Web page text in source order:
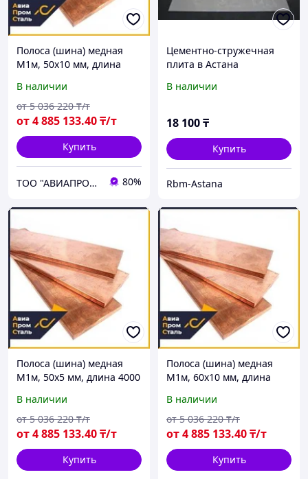
Полоса (шина) медная
М1м, 50х10 мм, длина
мягкая
В наличии
от4 885 133.40₸/т
от 5 036 220 ₸/т
Купить
ТОО "АВИАПРОМСТАЛЬ" 80%
Цементно-стружечная
плита в Астана
В наличии
18 100₸
Купить
Rbm-Astana
Полоса (шина) медная
М1м, 50х5 мм, длина 4000
В наличии
от4 885 133.40₸/т
от 5 036 220 ₸/т
Купить
Полоса (шина) медная
М1м, 60х10 мм, длина
мягкая
В наличии
от4 885 133.40₸/т
от 5 036 220 ₸/т
Купить